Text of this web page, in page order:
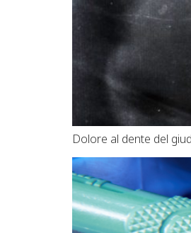
Dolore al dente del